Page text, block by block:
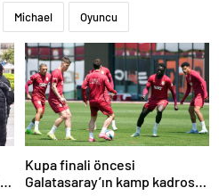
Michael Oyuncu
Kupa finali öncesi
Galatasaray’ın kamp kadrosu